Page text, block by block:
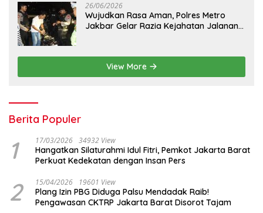
26/06/2026
Wujudkan Rasa Aman, Polres Metro
Jakbar Gelar Razia Kejahatan Jalanan
View More
Berita Populer
1 17/03/2026 34932 View
Hangatkan Silaturahmi Idul Fitri, Pemkot Jakarta Barat
Perkuat Kedekatan dengan Insan Pers
2 15/04/2026 19601 View
Plang Izin PBG Diduga Palsu Mendadak Raib!
Pengawasan CKTRP Jakarta Barat Disorot Tajam